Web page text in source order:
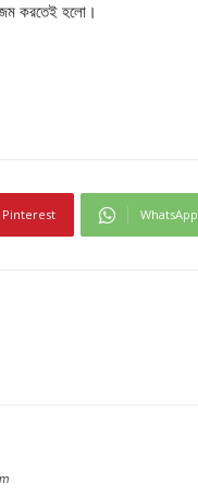
করতেই হলো।
Pinterest WhatsApp